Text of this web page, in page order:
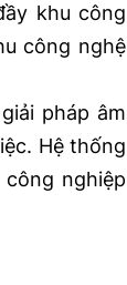
khu công
công nghệ
pháp âm
Hệ thống
nghiệp